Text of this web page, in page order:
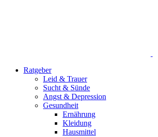
Ratgeber
Leid & Trauer
Sucht & Sünde
Angst & Depression
Gesundheit
Ernährung
Kleidung
Hausmittel